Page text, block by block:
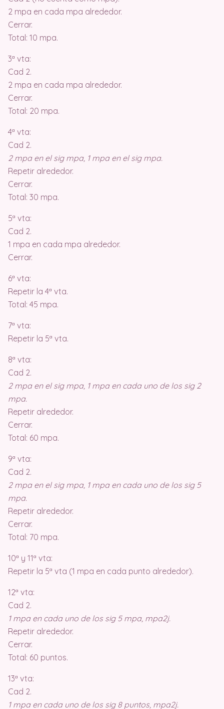
2 mpa en cada mpa alrededor.
Cerrar.
Total: 10 mpa.
3ª vta:
Cad 2.
2 mpa en cada mpa alrededor.
Cerrar.
Total: 20 mpa.
4ª vta:
Cad 2.
2 mpa en el sig mpa, 1 mpa en el sig mpa.
Repetir alrededor.
Cerrar.
Total: 30 mpa.
5ª vta:
Cad 2.
1 mpa en cada mpa alrededor.
Cerrar.
6ª vta:
Repetir la 4ª vta.
Total: 45 mpa.
7ª vta:
Repetir la 5ª vta.
8ª vta:
Cad 2.
2 mpa en el sig mpa, 1 mpa en cada uno de los sig 2
mpa.
Repetir alrededor.
Cerrar.
Total: 60 mpa.
9ª vta:
Cad 2.
2 mpa en el sig mpa, 1 mpa en cada uno de los sig 5
mpa.
Repetir alrededor.
Cerrar.
Total: 70 mpa.
10ª y 11ª vta:
Repetir la 5ª vta (1 mpa en cada punto alrededor).
12ª vta:
Cad 2.
1 mpa en cada uno de los sig 5 mpa, mpa2j.
Repetir alrededor.
Cerrar.
Total: 60 puntos.
13ª vta:
Cad 2.
1 mpa en cada uno de los sig 8 puntos, mpa2j.